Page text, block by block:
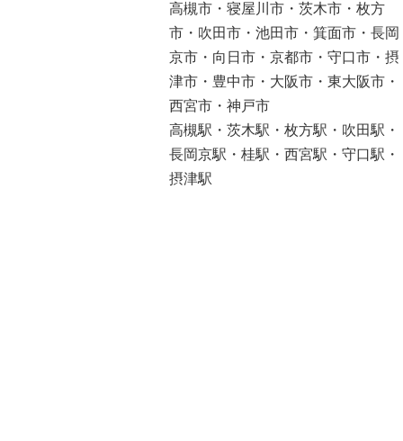
高槻市・寝屋川市・茨木市・枚方
市・吹田市・池田市・箕面市・長岡
京市・向日市・京都市・守口市・摂
津市・豊中市・大阪市・東大阪市・
西宮市・神戸市
高槻駅・茨木駅・枚方駅・吹田駅・
長岡京駅・桂駅・西宮駅・守口駅・
摂津駅